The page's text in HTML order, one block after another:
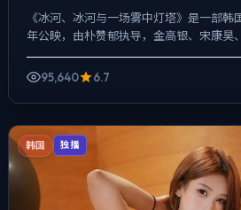
《冰河、冰河与一场雾中灯塔》是一部韩
年公映，由朴赞郁执导，金高银、宋康昊
节奏先抑后扬，前半段铺陈日常，后半段
95,640
6.7
韩国 独播